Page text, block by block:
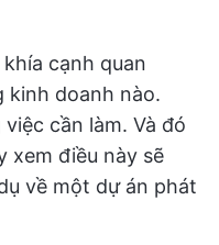
cạnh quan
doanh nào.
cần làm. Và đó
xem điều này sẽ
về một dự án phát